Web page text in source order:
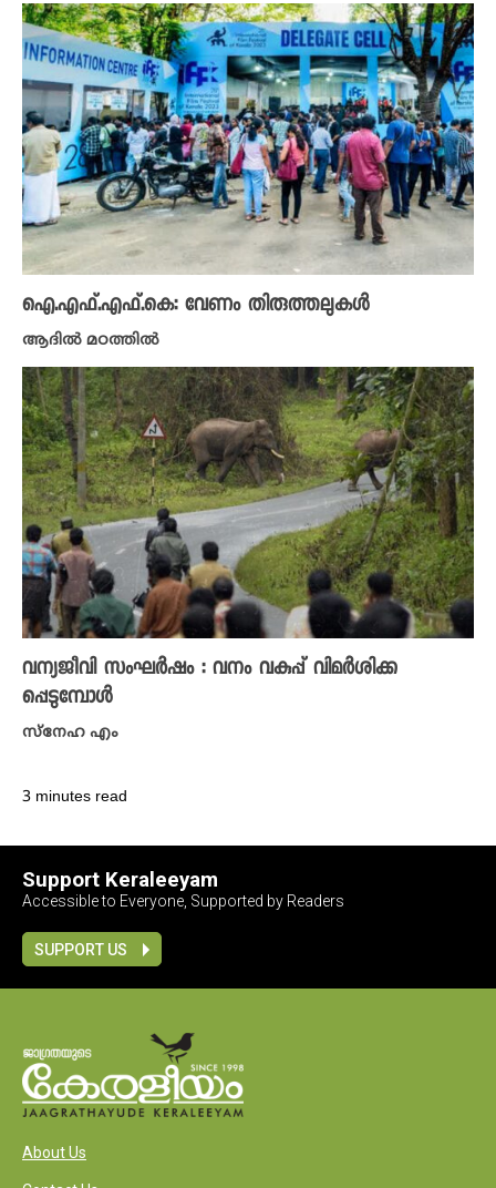
ഐ.എഫ്.എഫ്.കെ: വേണം തിരുത്തലുകൾ
ആദിൽ മഠത്തിൽ
വന്യജീവി സംഘർഷം : വനം വകുപ്പ് വിമർശിക്ക
പ്പെടുമ്പോൾ
സ്നേഹ എം
3 minutes read
Support Keraleeyam
Accessible to Everyone, Supported by Readers
SUPPORT US
About Us